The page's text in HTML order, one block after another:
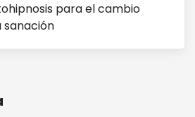
para el cambio
sanación